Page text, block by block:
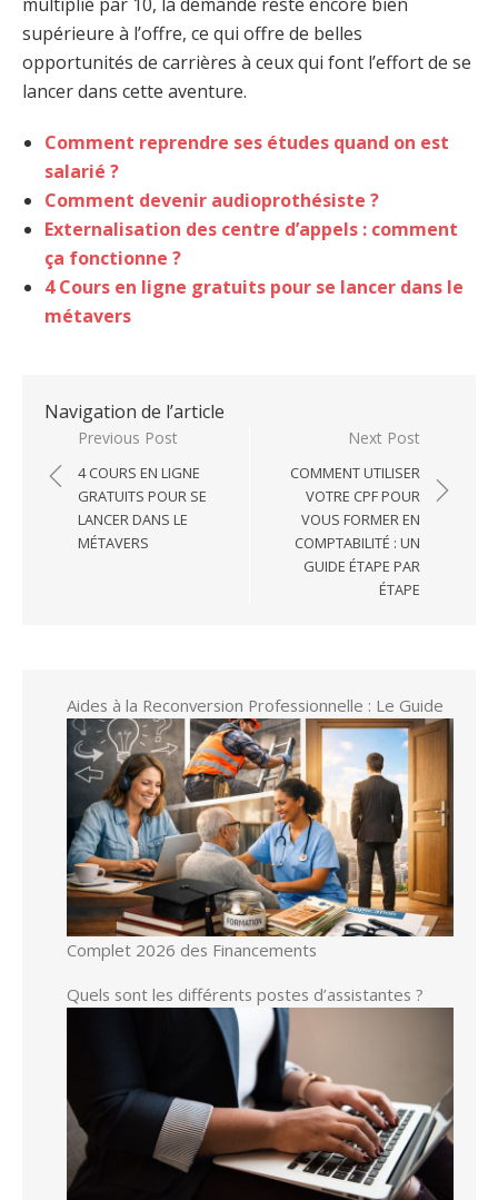
supérieure à l’offre, ce qui offre de belles
opportunités de carrières à ceux qui font l’effort de se
lancer dans cette aventure.
Comment reprendre ses études quand on est
salarié ?
Comment devenir audioprothésiste ?
Externalisation des centre d’appels : comment
ça fonctionne ?
4 Cours en ligne gratuits pour se lancer dans le
métavers
Navigation de l’article
Previous Post
4 COURS EN LIGNE
GRATUITS POUR SE
LANCER DANS LE
MÉTAVERS
Next Post
COMMENT UTILISER
VOTRE CPF POUR
VOUS FORMER EN
COMPTABILITÉ : UN
GUIDE ÉTAPE PAR
ÉTAPE
Aides à la Reconversion Professionnelle : Le Guide
Complet 2026 des Financements
Quels sont les différents postes d’assistantes ?